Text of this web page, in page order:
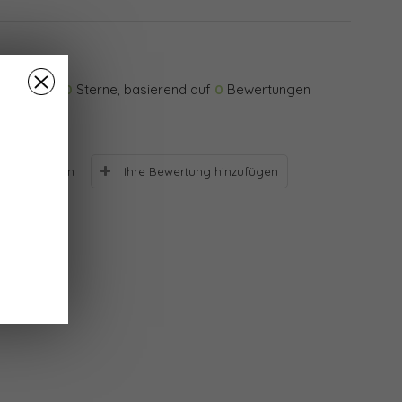
0 Sterne, basierend auf 0 Bewertungen
Bewertungen Ihre Bewertung hinzufügen